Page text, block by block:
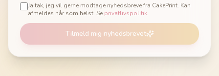
Ja tak, jeg vil gerne modtage nyhedsbreve fra CakePrint. Kan
afmeldes når som helst. Se privatlivspolitik.
Tilmeld mig nyhedsbrevet